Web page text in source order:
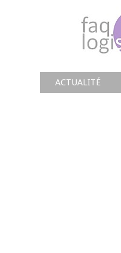
ACTUALITÉ